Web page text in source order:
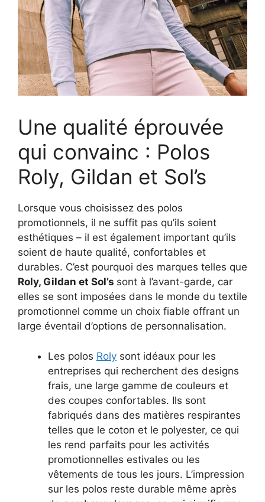
Une qualité éprouvée
qui convainc : Polos
Roly, Gildan et Sol’s
Lorsque vous choisissez des polos
promotionnels, il ne suffit pas qu’ils soient
esthétiques – il est également important qu’ils
soient de haute qualité, confortables et
durables. C’est pourquoi des marques telles que
Roly, Gildan et Sol’s sont à l’avant-garde, car
elles se sont imposées dans le monde du textile
promotionnel comme un choix fiable offrant un
large éventail d’options de personnalisation.
Les polos Roly sont idéaux pour les
entreprises qui recherchent des designs
frais, une large gamme de couleurs et
des coupes confortables. Ils sont
fabriqués dans des matières respirantes
telles que le coton et le polyester, ce qui
les rend parfaits pour les activités
promotionnelles estivales ou les
vêtements de tous les jours. L’impression
sur les polos reste durable même après